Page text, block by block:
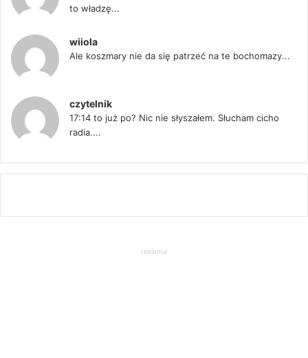
to władzę...
wiiola
Ale koszmary nie da się patrzeć na te bochomazy...
czytelnik
17:14 to już po? Nic nie słyszałem. Słucham cicho
radia....
reklama